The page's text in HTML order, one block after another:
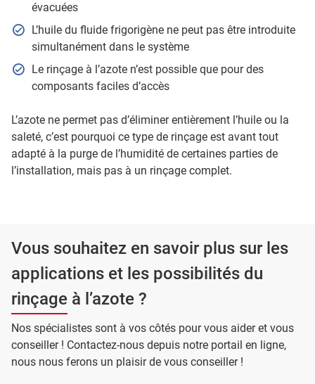
évacuées
L’huile du fluide frigorigène ne peut pas être introduite
simultanément dans le système
Le rinçage à l’azote n’est possible que pour des
composants faciles d’accès
L’azote ne permet pas d’éliminer entièrement l’huile ou la
saleté, c’est pourquoi ce type de rinçage est avant tout
adapté à la purge de l’humidité de certaines parties de
l’installation, mais pas à un rinçage complet.
Vous souhaitez en savoir plus sur les
applications et les possibilités du
rinçage à l’azote ?
Nos spécialistes sont à vos côtés pour vous aider et vous
conseiller ! Contactez-nous depuis notre portail en ligne,
nous nous ferons un plaisir de vous conseiller !